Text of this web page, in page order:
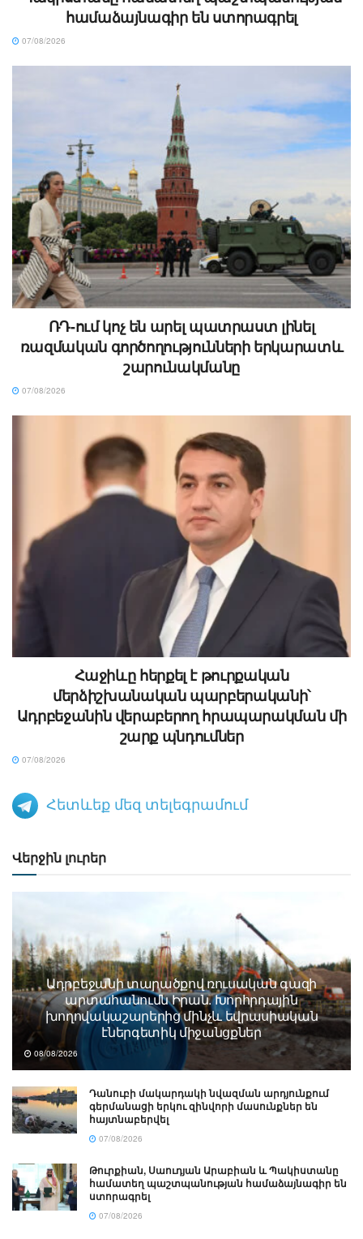
համաձայնագիր են ստորագրել
07/08/2026
ՌԴ-ում կոչ են արել պատրաստ լինել
ռազմական գործողությունների երկարատև
շարունակմանը
07/08/2026
Հաջիևը հերքել է թուրքական
մերձիշխանական պարբերականի՝
Ադրբեջանին վերաբերող հրապարակման մի
շարք պնդումներ
07/08/2026
Հետևեք մեզ տելեգրամում
Վերջին լուրեր
Ադրբեջանի տարածքով ռուսական գազի
արտահանումն Իրան. Խորհրդային
խողովակաշարերից մինչև եվրասիական
էներգետիկ միջանցքներ
08/08/2026
Դանուբի մակարդակի նվազման արդյունքում
գերմանացի երկու զինվորի մասունքներ են
հայտնաբերվել
07/08/2026
Թուրքիան, Սաուդյան Արաբիան և Պակիստանը
համատեղ պաշտպանության համաձայնագիր են
ստորագրել
07/08/2026